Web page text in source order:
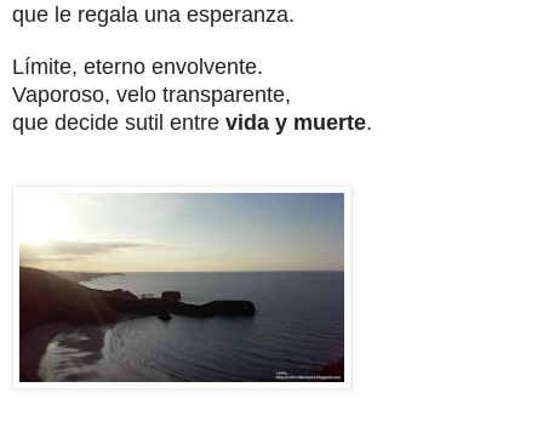
que le regala una esperanza.
Límite, eterno envolvente.
Vaporoso, velo transparente,
que decide sutil entre vida y muerte.